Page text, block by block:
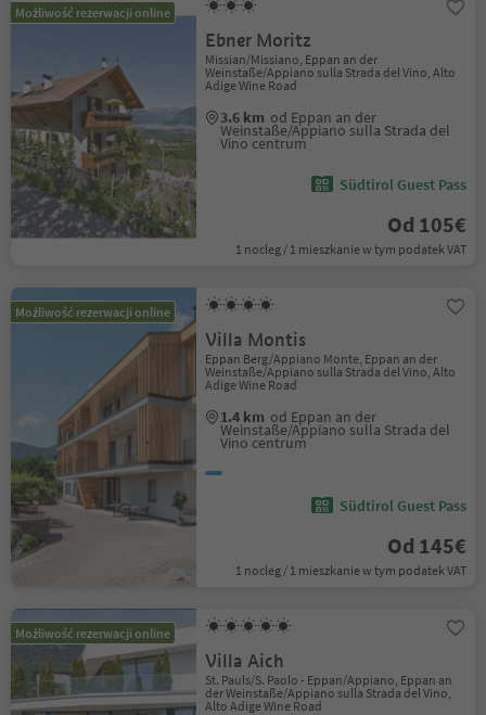
Możliwość rezerwacji online
Ebner Moritz
Missian/Missiano, Eppan an der
Weinstaße/Appiano sulla Strada del Vino, Alto
Adige Wine Road
3.6 km od Eppan an der
Weinstaße/Appiano sulla Strada del
Vino centrum
Südtirol Guest Pass
Od 105€
1 nocleg / 1 mieszkanie w tym podatek VAT
Możliwość rezerwacji online
Villa Montis
Eppan Berg/Appiano Monte, Eppan an der
Weinstaße/Appiano sulla Strada del Vino, Alto
Adige Wine Road
1.4 km od Eppan an der
Weinstaße/Appiano sulla Strada del
Vino centrum
Südtirol Guest Pass
Od 145€
1 nocleg / 1 mieszkanie w tym podatek VAT
Możliwość rezerwacji online
Villa Aich
St. Pauls/S. Paolo - Eppan/Appiano, Eppan an
der Weinstaße/Appiano sulla Strada del Vino,
Alto Adige Wine Road